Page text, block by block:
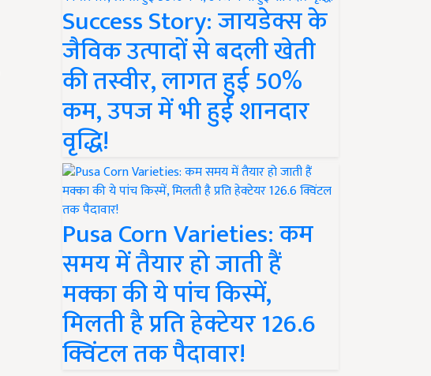
Success Story: जायडेक्स के
जैविक उत्पादों से बदली खेती
की तस्वीर, लागत हुई 50%
कम, उपज में भी हुई शानदार
वृद्धि!
Pusa Corn Varieties: कम
समय में तैयार हो जाती हैं
मक्का की ये पांच किस्में,
मिलती है प्रति हेक्टेयर 126.6
क्विंटल तक पैदावार!